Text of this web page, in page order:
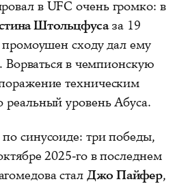
в UFC очень громко: в
Штольцфусаза 19
промоушен сходу дал ему
. Ворваться в чемпионскую
техническим
реальный уровень Абуса.
синусоиде: три победы,
2025-го в последнем
стал Джо Пайфер,